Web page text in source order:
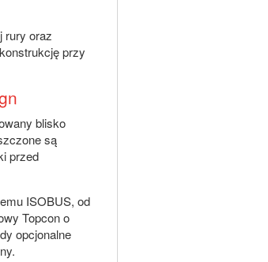
rury oraz
przy
blisko
są
przed
ISOBUS, od
Topcon o
opcjonalne